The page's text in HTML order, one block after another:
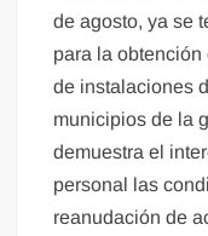
de agosto, ya se
para la
de instalaciones
municipios de la
demuestra el
personal las
reanudación de